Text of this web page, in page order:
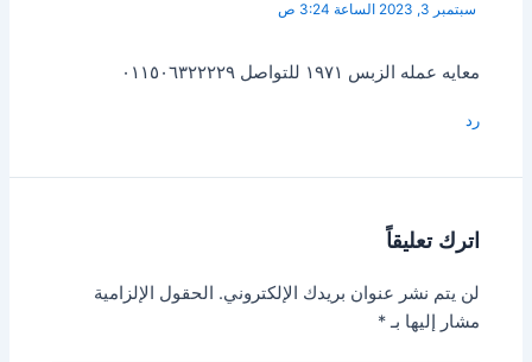
سبتمبر 3, 2023 الساعة 3:24 ص
معايه عمله الزبس ١٩٧١ للتواصل ٠١١٥٠٦٣٢٢٢٢٩
رد
اترك تعليقاً
لن يتم نشر عنوان بريدك الإلكتروني. الحقول الإلزامية
مشار إليها بـ*